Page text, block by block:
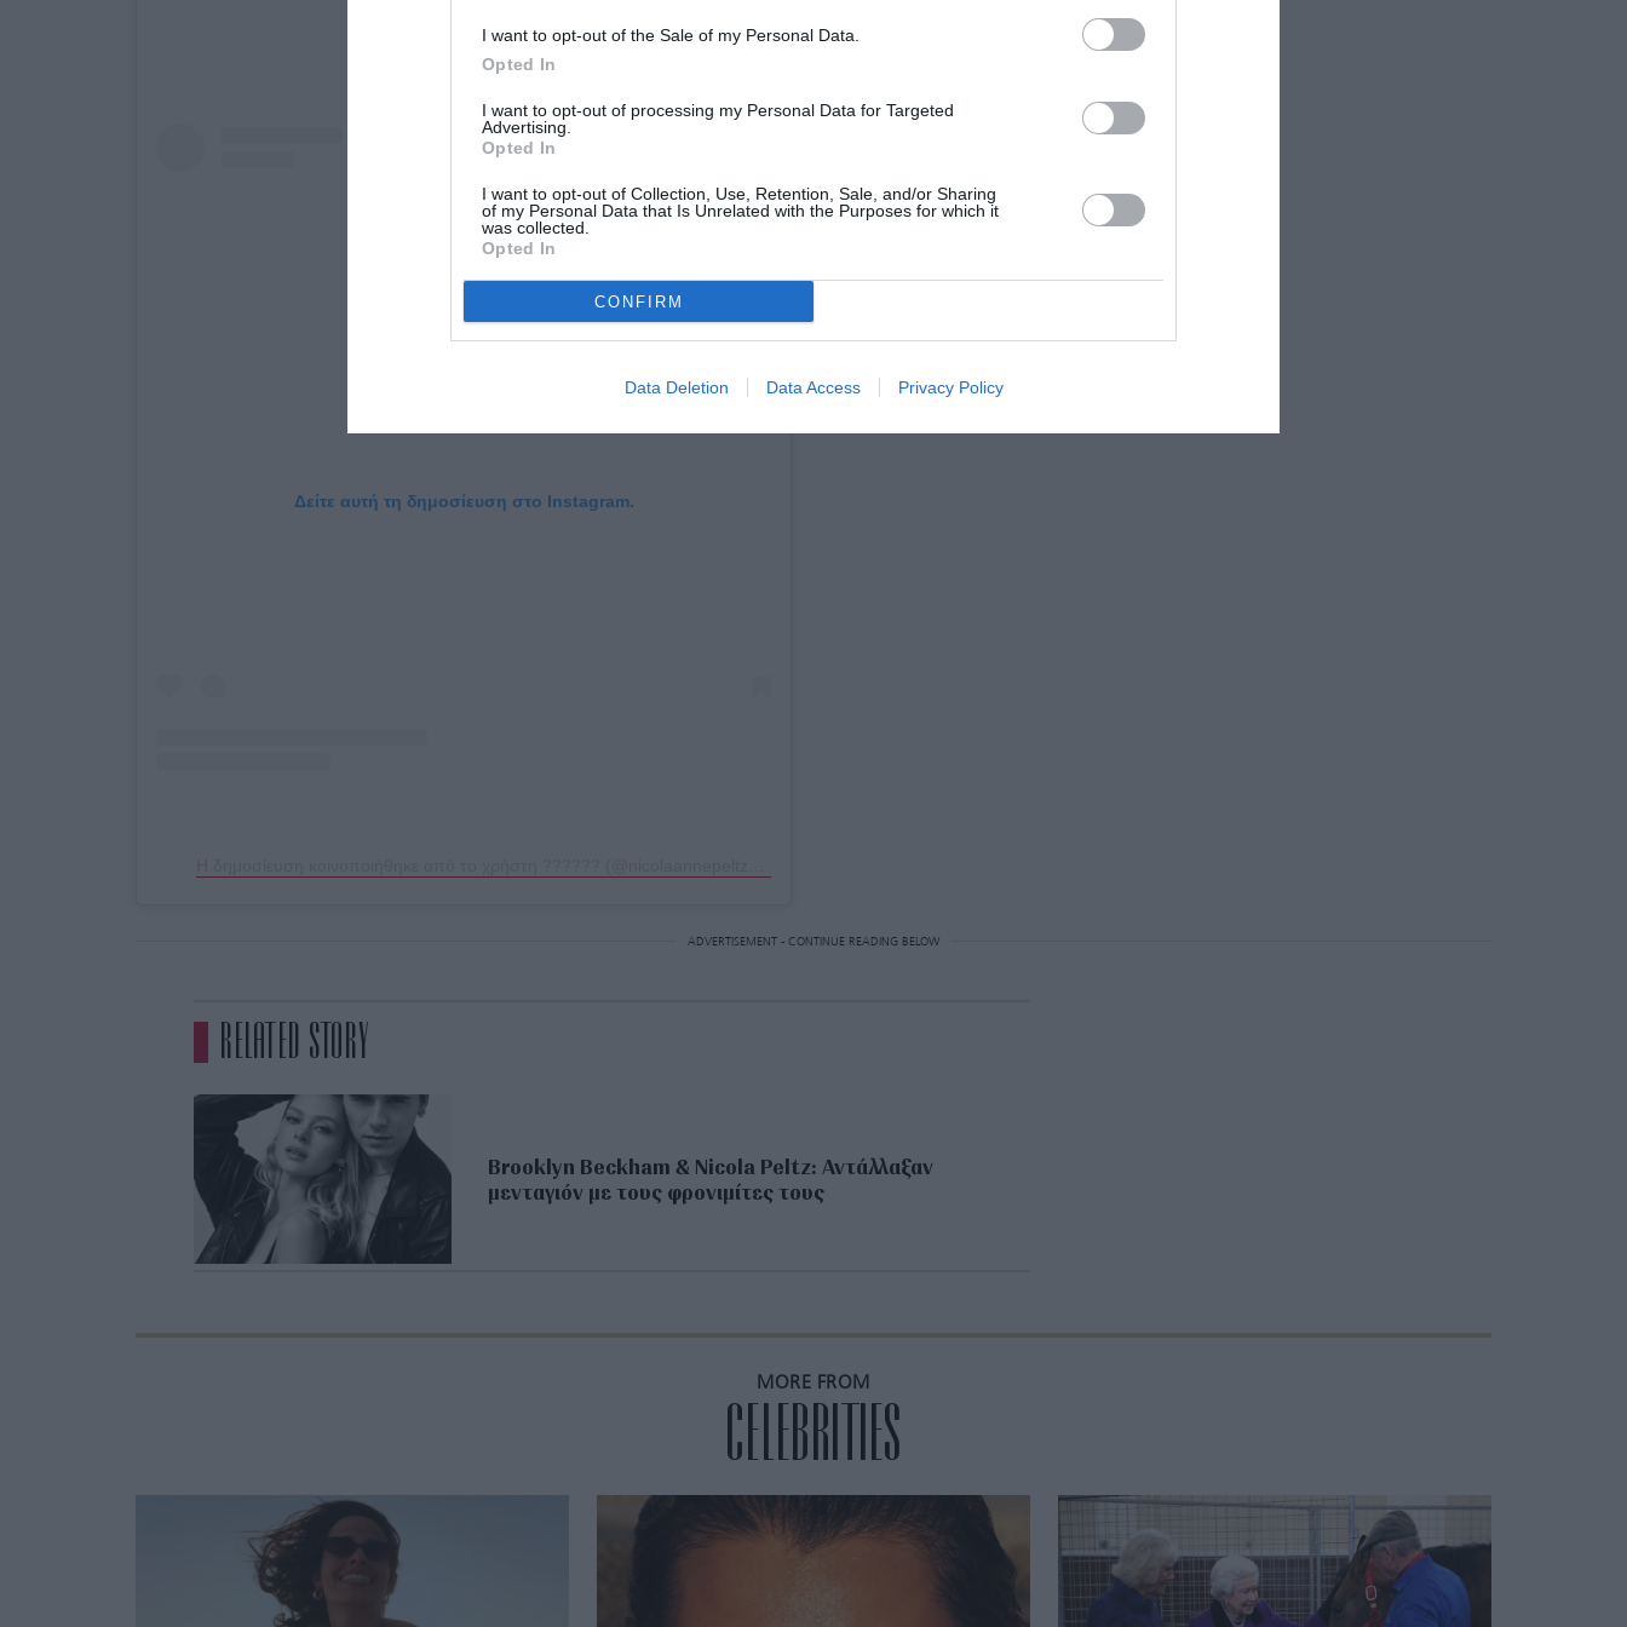
I want to opt-out of the Sale of my Personal Data.
Opted In
I want to opt-out of processing my Personal Data for Targeted
Advertising.
Opted In
I want to opt-out of Collection, Use, Retention, Sale, and/or Sharing
of my Personal Data that Is Unrelated with the Purposes for which it
was collected.
Opted In
CONFIRM
Data Deletion Data Access Privacy Policy
Δείτε αυτή τη δημοσίευση στο Instagram.
ADVERTISEMENT - CONTINUE READING BELOW
RELATED STORY
Brooklyn Beckham & Nicola Peltz: Αντάλλαξαν
μενταγιόν με τους φρονιμίτες τους
MORE FROM
CELEBRITIES